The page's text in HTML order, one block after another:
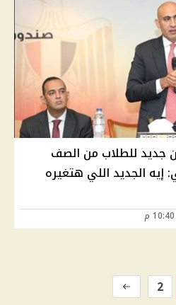
جديد للطلاب من الصف
إيه الجديد اللي هتغيره
2